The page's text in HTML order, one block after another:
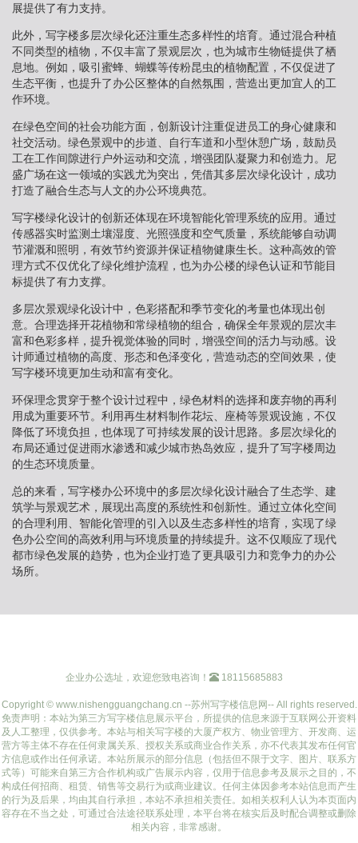
展提供了有力支持。
此外，写字楼多层次绿化还注重生态多样性的培育。通过混合种植
不同类型的植物，不仅丰富了景观层次，也为城市生物链提供了栖
息地。例如，吸引蜜蜂、蝴蝶等传粉昆虫的植物配置，不仅促进了
生态平衡，也提升了办公区整体的自然氛围，营造出更加宜人的工
作环境。
在绿色空间的社会功能方面，创新设计注重促进员工的身心健康和
社交活动。绿色景观中的步道、自行车道和小型休憩广场，鼓励员
工在工作间隙进行户外运动和交流，增强团队凝聚力和创造力。尼
盛广场在这一领域的实践尤为突出，凭借其多层次绿化设计，成功
打造了融合生态与人文的办公环境典范。
写字楼绿化设计的创新还体现在环境智能化管理系统的应用。通过
传感器实时监测土壤湿度、光照强度和空气质量，系统能够自动调
节灌溉和照明，有效节约资源并保证植物健康生长。这种高效的管
理方式不仅优化了绿化维护流程，也为办公楼的绿色认证和节能目
标提供了有力支撑。
多层次景观绿化设计中，色彩搭配和季节变化的考量也体现出创
意。合理选择开花植物和常绿植物的组合，确保全年景观的层次丰
富和色彩多样，提升视觉体验的同时，增强空间的活力与动感。设
计师通过植物的高度、形态和色泽变化，营造动态的空间效果，使
写字楼环境更加生动和富有变化。
环保理念贯穿于整个设计过程中，绿色材料的选择和废弃物的再利
用成为重要环节。利用再生材料制作花坛、座椅等景观设施，不仅
降低了环境负担，也体现了可持续发展的设计思路。多层次绿化的
布局还通过促进雨水渗透和减少城市热岛效应，提升了写字楼周边
的生态环境质量。
总的来看，写字楼办公环境中的多层次绿化设计融合了生态学、建
筑学与景观艺术，展现出高度的系统性和创新性。通过立体化空间
的合理利用、智能化管理的引入以及生态多样性的培育，实现了绿
色办公空间的高效利用与环境质量的持续提升。这不仅顺应了现代
都市绿色发展的趋势，也为企业打造了更具吸引力和竞争力的办公
场所。
企业办公选址，欢迎您致电咨询！ 18115685883
Copyright © www.nishengguangchang.cn --苏州写字楼信息网-- All rights reserved.
免责声明：本站为第三方写字楼信息展示平台，所提供的信息来源于互联网公开资料
及人工整理，仅供参考。本站与相关写字楼的大厦产权方、物业管理方、开发商、运
营方等主体不存在任何隶属关系、授权关系或商业合作关系，亦不代表其发布任何官
方信息或作出任何承诺。本站所展示的部分信息（包括但不限于文字、图片、联系方
式等）可能来自第三方合作机构或广告展示内容，仅用于信息参考及展示之目的，不
构成任何招商、租赁、销售等交易行为或商业建议。任何主体因参考本站信息而产生
的行为及后果，均由其自行承担，本站不承担相关责任。如相关权利人认为本页面内
容存在不当之处，可通过合法途径联系处理，本平台将在核实后及时配合调整或删除
相关内容，非常感谢。